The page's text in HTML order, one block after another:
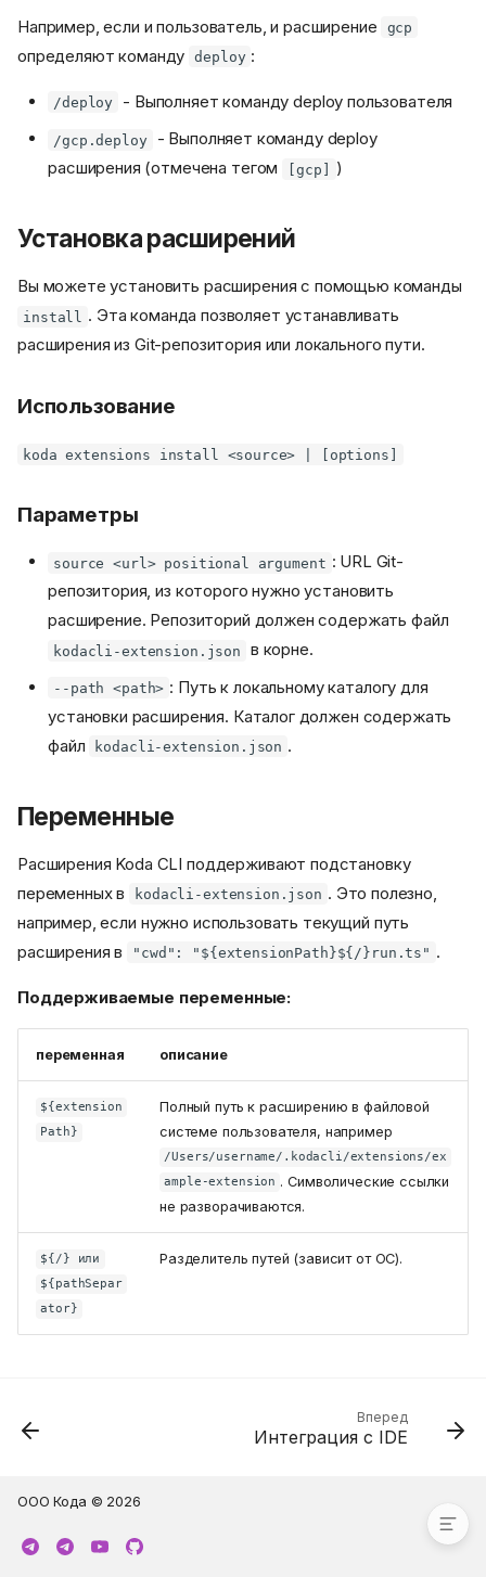
Как это работает
kodacli-extension.json
Использование
Параметры
Например, если и пользователь, и расширение gcp
определяют команду deploy :
/deploy - Выполняет команду deploy пользователя
/gcp.deploy
- Выполняет команду deploy
расширения (отмечена тегом
[gcp] )
Установка расширений
Вы можете установить расширения с помощью команды
install . Эта команда позволяет устанавливать
расширения из Git-репозитория или локального пути.
Использование
koda extensions install <source> | [options]
Параметры
source <url> positional argument : URL Git-
репозитория, из которого нужно установить
расширение. Репозиторий должен содержать файл
kodacli-extension.json в корне.
--path <path> : Путь к локальному каталогу для
установки расширения. Каталог должен содержать
файл
kodacli-extension.json .
Переменные
Расширения Koda CLI поддерживают подстановку
переменных в
kodacli-extension.json . Это полезно,
например, если нужно использовать текущий путь
расширения в
"cwd": "${extensionPath}${/}run.ts" .
Поддерживаемые переменные:
переменная описание
${extension
Path}
Полный путь к расширению в файловой
системе пользователя, например
/Users/username/.kodacli/extensions/ex
ample-extension . Символические ссылки
не разворачиваются.
${/} или
${pathSepar
ator}
Разделитель путей (зависит от ОС).
Вперед
Интеграция с IDE
ООО Кода © 2026